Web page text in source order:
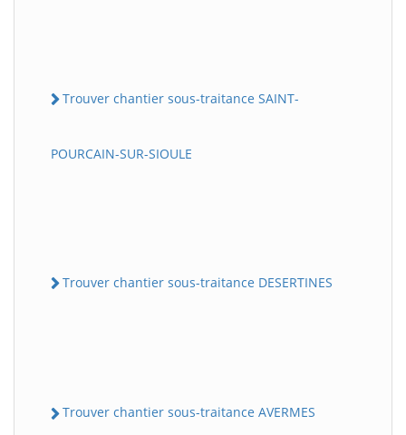
Trouver chantier sous-traitance SAINT-
POURCAIN-SUR-SIOULE
Trouver chantier sous-traitance DESERTINES
Trouver chantier sous-traitance AVERMES